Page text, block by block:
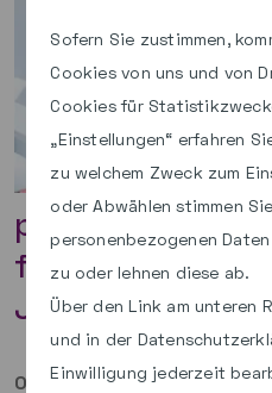
Sofern Sie zustimmen,
Cookies von uns und von
Cookies für
„Einstellungen“ erfahren
zu welchem Zweck zum
oder Abwählen stimmen
personenbezogenen
zu oder lehnen diese ab.
Über den Link am unteren
und in der
Einwilligung jederzeit
paed.ML®
für neue
Jahr 2026 sind
08.12.2025 |Team